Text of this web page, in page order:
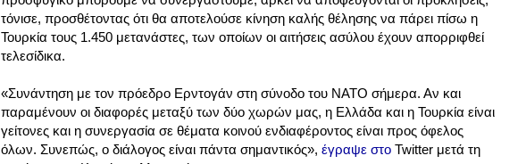
τόνισε, προσθέτοντας ότι θα αποτελούσε κίνηση καλής θέλησης να πάρει πίσω η
Τουρκία τους 1.450 μετανάστες, των οποίων οι αιτήσεις ασύλου έχουν απορριφθεί
τελεσίδικα.
«Συνάντηση με τον πρόεδρο Ερντογάν στη σύνοδο του ΝΑΤΟ σήμερα. Αν και
παραμένουν οι διαφορές μεταξύ των δύο χωρών μας, η Ελλάδα και η Τουρκία είναι
γείτονες και η συνεργασία σε θέματα κοινού ενδιαφέροντος είναι προς όφελος
όλων. Συνεπώς, ο διάλογος είναι πάντα σημαντικός», έγραψε στο Twitter μετά τη